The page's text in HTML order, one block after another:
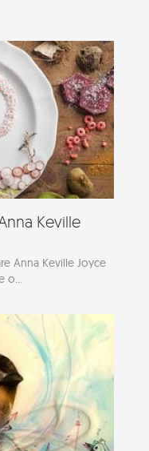
Keville
Anna Keville Joyce
o...